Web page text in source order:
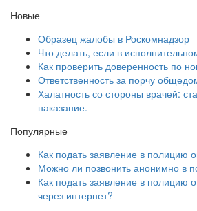
Новые
Образец жалобы в Роскомнадзор
Что делать, если в
Как проверить доверенность по
Ответственность за порчу
Халатность со стороны врачей:
наказание.
Популярные
Как подать заявление в полицию
Можно ли позвонить анонимно в
Как подать заявление в полицию
через интернет?